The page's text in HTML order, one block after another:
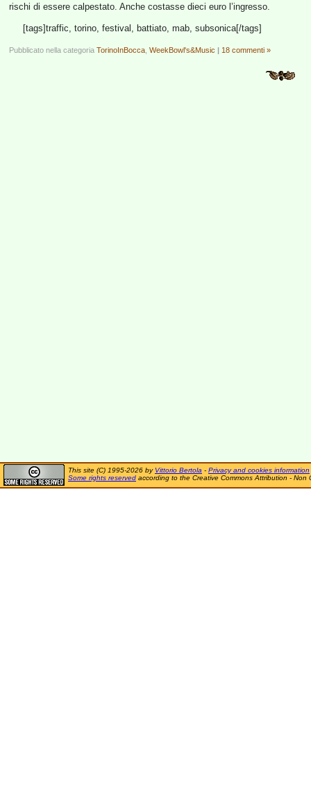
rischi di essere calpestato. Anche costasse dieci euro l’ingresso.
[tags]traffic, torino, festival, battiato, mab, subsonica[/tags]
Pubblicato nella categoria TorinoInBocca WeekBowl's&Music | 18 commenti »
This site (C) 1995-2026 by Vittorio Bertola - Privacy and cookies information
Some rights reserved according to the Creative Commons Attribution - Non